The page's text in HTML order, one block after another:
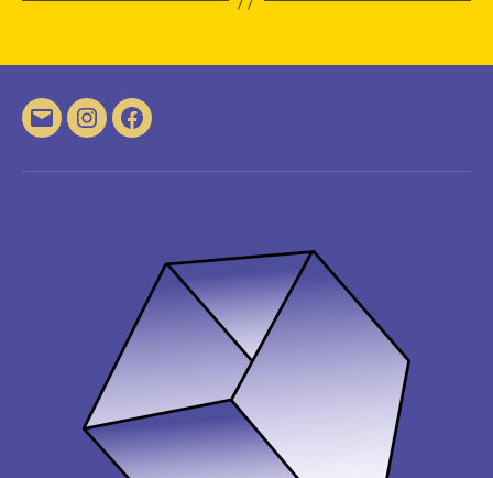
E-
InstagramFacebook